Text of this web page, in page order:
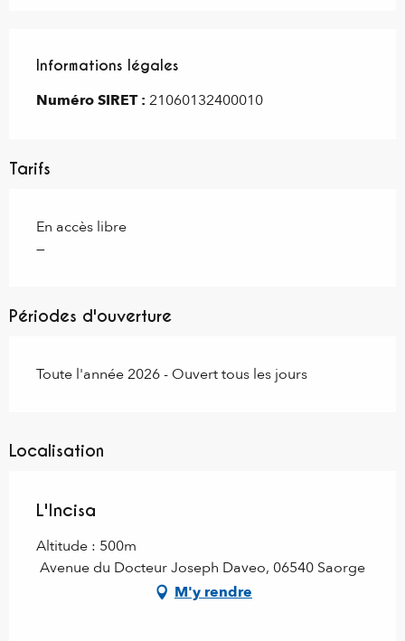
Informations légales
Informations légales
Numéro SIRET : 21060132400010
Tarifs
En accès libre
—
Périodes d'ouverture
Toute l'année 2026 - Ouvert tous les jours
Localisation
L'Incisa
Altitude : 500m
Avenue du Docteur Joseph Daveo, 06540 Saorge
M'y rendre